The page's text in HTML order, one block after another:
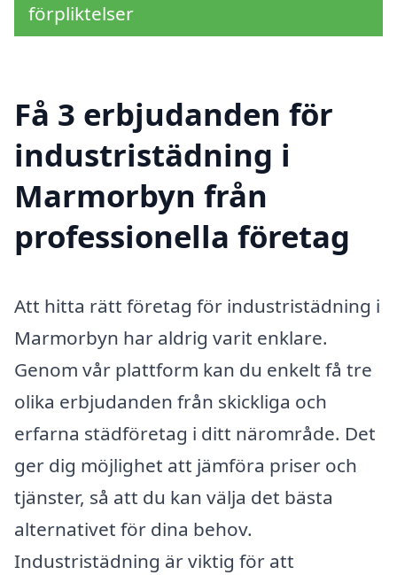
förpliktelser
Få 3 erbjudanden för
industristädning i
Marmorbyn från
professionella företag
Att hitta rätt företag för industristädning i
Marmorbyn har aldrig varit enklare.
Genom vår plattform kan du enkelt få tre
olika erbjudanden från skickliga och
erfarna städföretag i ditt närområde. Det
ger dig möjlighet att jämföra priser och
tjänster, så att du kan välja det bästa
alternativet för dina behov.
Industristädning är viktig för att